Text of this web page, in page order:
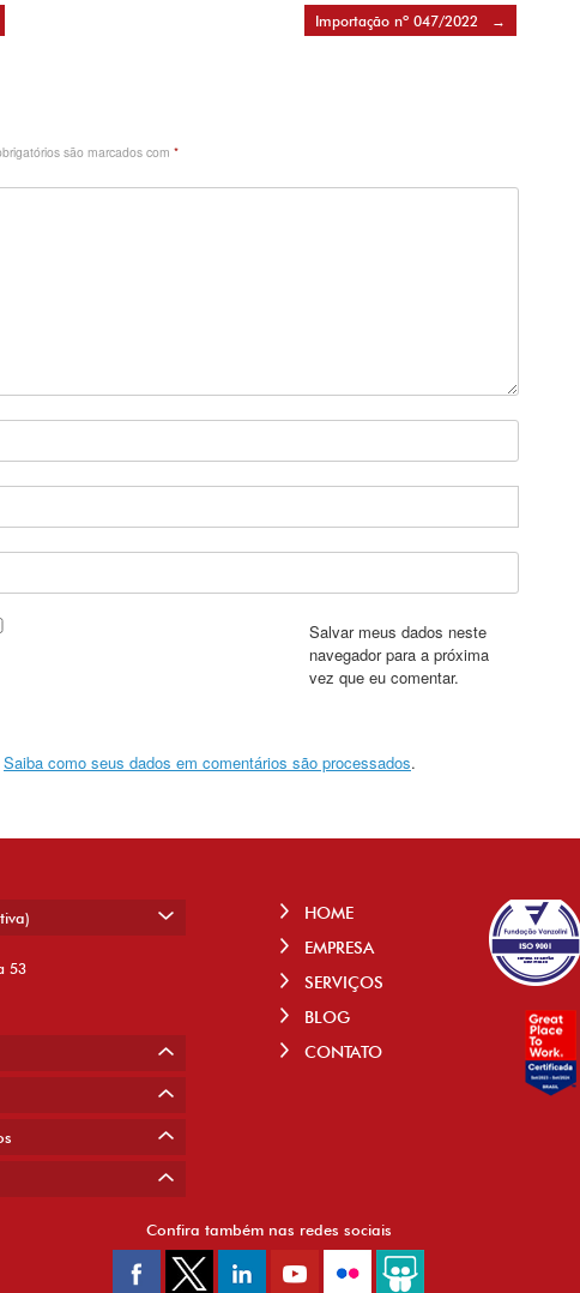
Importação nº 047/2022 →
são marcados com *
Salvar meus dados neste
navegador para a próxima
vez que eu comentar.
Saiba como seus dados em comentários são processados.
53
HOME
EMPRESA
SERVIÇOS
BLOG
CONTATO
Confira também nas redes sociais